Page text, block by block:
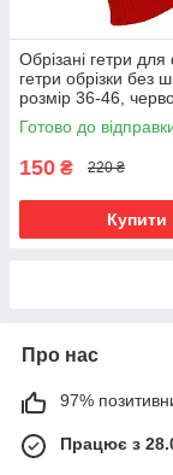
Обрізані гетри для
гетри обрізки без
розмір 36-46,
Готово до
150 ₴ 220 ₴
Купити
Про нас
97%
Працює з